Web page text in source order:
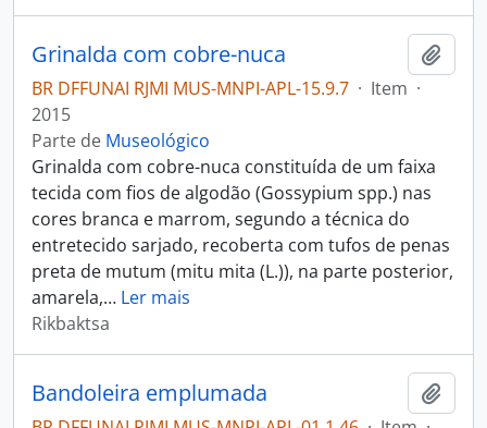
Grinalda com cobre-nuca
BR DFFUNAI RJMI MUS-MNPI-APL-15.9.7 · Item ·
2015
Parte de Museológico
Grinalda com cobre-nuca constituída de um faixa
tecida com fios de algodão (Gossypium spp.) nas
cores branca e marrom, segundo a técnica do
entretecido sarjado, recoberta com tufos de penas
preta de mutum (mitu mita (L.)), na parte posterior,
amarela,… Ler mais
Rikbaktsa
Bandoleira emplumada